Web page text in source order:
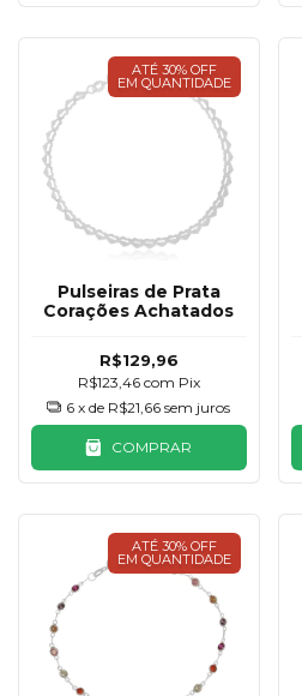
ATÉ 30% OFF
EM QUANTIDADE
Pulseiras de Prata
Corações Achatados
R$129,96
R$123,46 com Pix
6 x de R$21,66 sem juros
COMPRAR
ATÉ 30% OFF
EM QUANTIDADE